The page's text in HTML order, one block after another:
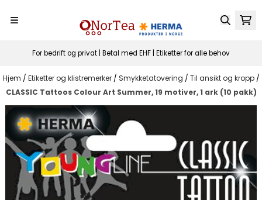
For bedrift og privat | Betal med EHF | Etiketter for alle behov
Hjem / Etiketter og klistremerker / Smykketatovering / Til ansikt og kropp /
CLASSIC Tattoos Colour Art Summer, 19 motiver, 1 ark (10 pakk)